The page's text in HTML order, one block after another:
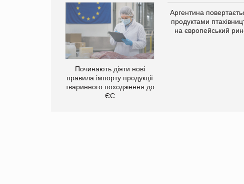
Починають діяти нові
правила імпорту продукції
тваринного походження до
ЄС
Аргентина
продуктами
на європейський